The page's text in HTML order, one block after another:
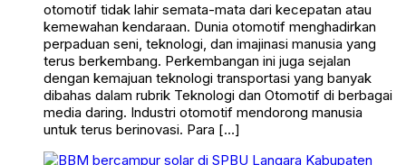
otomotif tidak lahir semata-mata dari kecepatan atau
kemewahan kendaraan. Dunia otomotif menghadirkan
perpaduan seni, teknologi, dan imajinasi manusia yang
terus berkembang. Perkembangan ini juga sejalan
dengan kemajuan teknologi transportasi yang banyak
dibahas dalam rubrik Teknologi dan Otomotif di berbagai
media daring. Industri otomotif mendorong manusia
untuk terus berinovasi. Para […]